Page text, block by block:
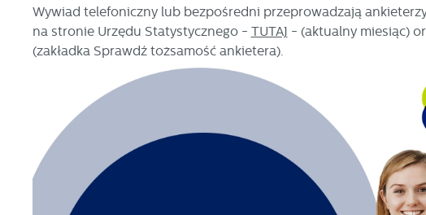
Wywiad telefoniczny lub bezpośredni przeprowadzają
na stronie Urzędu Statystycznego - TUTAJ - (aktualny miesiąc)
(zakładka Sprawdź tożsamość ankietera).